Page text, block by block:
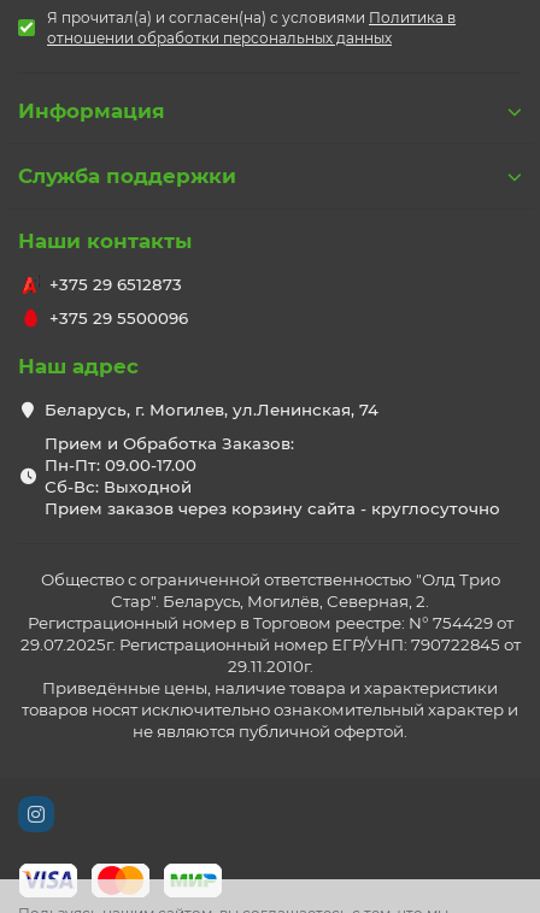
Я прочитал(а) и согласен(на) с условиями Политика в
отношении обработки персональных данных
Информация
Служба поддержки
Наши контакты
+375 29 6512873
+375 29 5500096
Наш адрес
Беларусь, г. Могилев, ул.Ленинская, 74
Прием и Обработка Заказов:
Пн-Пт: 09.00-17.00
Сб-Вс: Выходной
Прием заказов через корзину сайта - круглосуточно
Общество с ограниченной ответственностью "Олд Трио
Стар". Беларусь, Могилёв, Северная, 2.
Регистрационный номер в Торговом реестре: N° 754429 от
29.07.2025г. Регистрационный номер ЕГР/УНП: 790722845 от
29.11.2010г.
Приведённые цены, наличие товара и характеристики
товаров носят исключительно ознакомительный характер и
не являются публичной офертой.